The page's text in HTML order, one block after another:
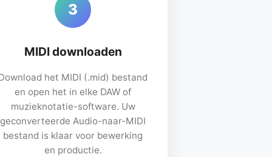
3
MIDI downloaden
het MIDI (.mid) bestand
en open het in elke DAW of
muzieknotatie-software. Uw
geconverteerde Audio-naar-MIDI
bestand is klaar voor bewerking
en productie.